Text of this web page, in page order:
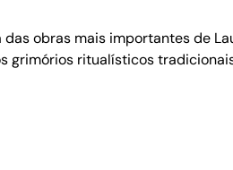
obras mais importantes de
grimórios ritualísticos